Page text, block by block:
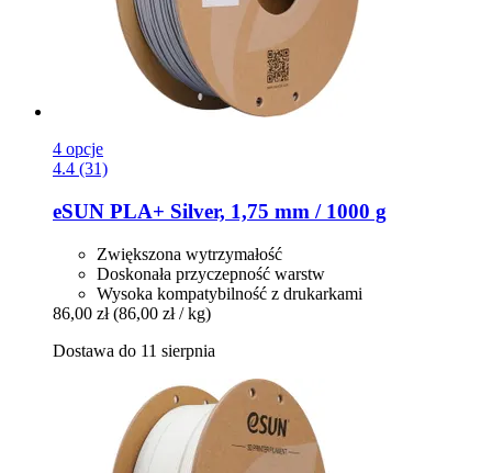
4 opcje
4.4 (31)
eSUN PLA+ Silver, 1,75 mm / 1000 g
Zwiększona wytrzymałość
Doskonała przyczepność warstw
Wysoka kompatybilność z drukarkami
86,00 zł (86,00 zł / kg)
Dostawa do 11 sierpnia